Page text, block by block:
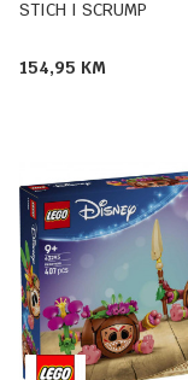
STICH I SCRUMP
154,95 KM